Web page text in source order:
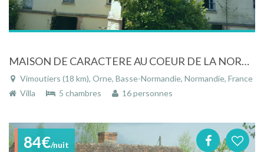
MAISON DE CARACTERE AU COEUR DE LA NORMANDIE
Vimoutiers (18 km), Orne, Basse-Normandie, Normandie, France
Villa
5 chambres 16 personnes
84€/nuit